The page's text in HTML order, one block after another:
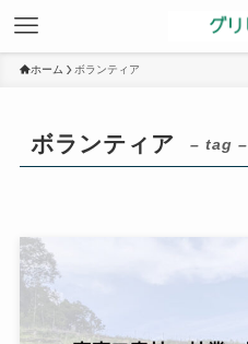
ホーム ボランティア
ボランティア – tag –